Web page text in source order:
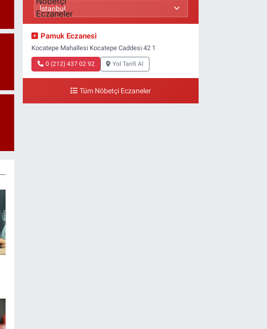
Pamuk Eczanesi
Kocatepe Mahallesi Kocatepe Caddesi 42 1
0 (212) 437 02 92 Yol Tarifi Al
Tüm Nöbetçi Eczaneler